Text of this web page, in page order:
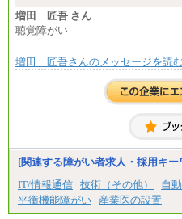
増田 匠吾 さん
聴覚障がい
増田 匠吾さんのメッセージを読む
[関連する障がい者求人・採用キ
IT/情報通信 技術（その他）
自
平衡機能障がい
産業医の設置